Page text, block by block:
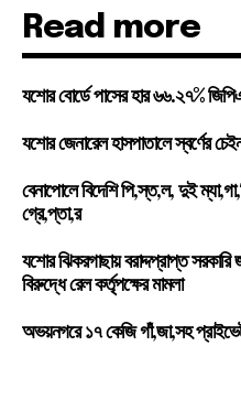
Read more
যশোর বোর্ডে পাসের হার ৬৬.২৭%
যশোর জেনারেল হাসপাতালে স্বর্ণের
বেনাপোলে বিদেশি পি,স্ত,ল, দুই
গ্রে,প্তা,র
যশোর ঝিকরগাছায় বরাদ্দপ্রাপ্ত
বিরুদ্ধে রেল কর্তৃপক্ষের মামলা
অভয়নগরে ১৭ কেজি গাঁ,জা,সহ